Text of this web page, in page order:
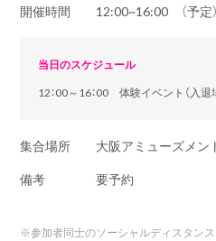
開催時間
12:00~16:00 （予定
当日のスケジュール
12：00～16：00 体験イベント（入退
集合場所
大阪アミューズメン
備考
要予約
※参加者同士のソーシャルディスタン